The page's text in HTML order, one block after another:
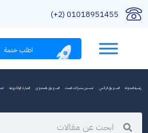
01018951455 (2+)
اطلب خدمة
رئيسية المدونة التسويق الرقمي تحسين محركات البحث التسويق بالمحتوى التجارة الإلكترونية